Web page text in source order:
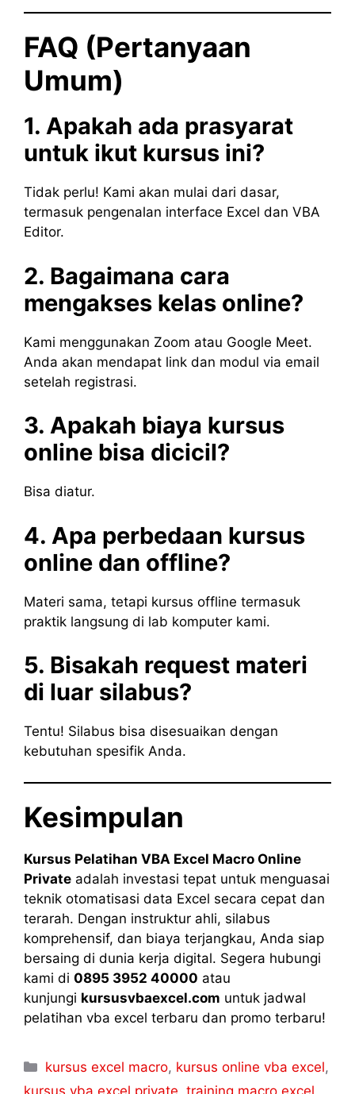
FAQ (Pertanyaan
Umum)
1. Apakah ada prasyarat
untuk ikut kursus ini?
Tidak perlu! Kami akan mulai dari dasar,
termasuk pengenalan interface Excel dan VBA
Editor.
2. Bagaimana cara
mengakses kelas online?
Kami menggunakan Zoom atau Google Meet.
Anda akan mendapat link dan modul via email
setelah registrasi.
3. Apakah biaya kursus
online bisa dicicil?
Bisa diatur.
4. Apa perbedaan kursus
online dan offline?
Materi sama, tetapi kursus offline termasuk
praktik langsung di lab komputer kami.
5. Bisakah request materi
di luar silabus?
Tentu! Silabus bisa disesuaikan dengan
kebutuhan spesifik Anda.
Kesimpulan
Kursus Pelatihan VBA Excel Macro Online
Private adalah investasi tepat untuk menguasai
teknik otomatisasi data Excel secara cepat dan
terarah. Dengan instruktur ahli, silabus
komprehensif, dan biaya terjangkau, Anda siap
bersaing di dunia kerja digital. Segera hubungi
kami di 0895 3952 40000 atau
kunjungi kursusvbaexcel.com untuk jadwal
pelatihan vba excel terbaru dan promo terbaru!
kursus excel macro, kursus online vba excel,
kursus vba excel private training macro excel